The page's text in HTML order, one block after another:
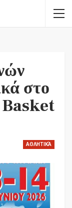
στο
Basket
ΑΘΛΗΤΙΚΆ